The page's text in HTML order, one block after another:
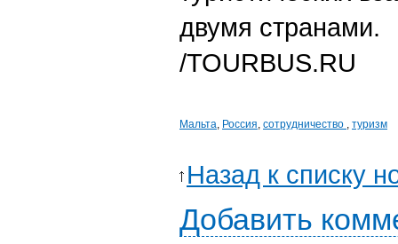
двумя странами.
/TOURBUS.RU
Мальта, Россия, сотрудничество , туризм
Назад к списку
Добавить